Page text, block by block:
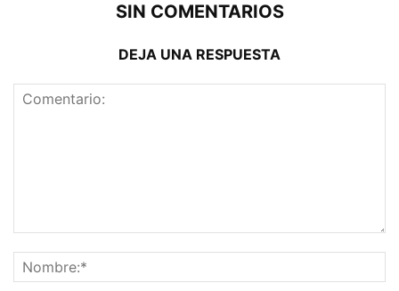
SIN COMENTARIOS
DEJA UNA RESPUESTA